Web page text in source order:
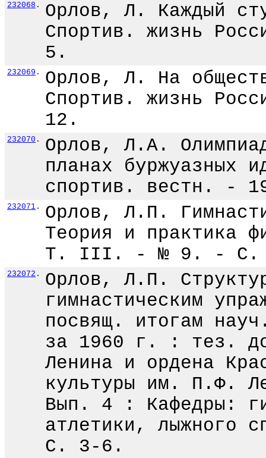
232068 .
Орлов, Л. Каждый
Спортив. жизнь
5.
232069 .
Орлов, Л. На
Спортив. жизнь
12.
232070 .
Орлов, Л.А.
планах буржуазных
спортив. вестн. -
232071 .
Орлов, Л.П.
Теория и практика
Т. III. - № 9. - С.
232072 .
Орлов, Л.П.
гимнастическим
посвящ. итогам
за 1960 г. : тез.
Ленина и ордена
культуры им. П.Ф.
Вып. 4 : Кафедры:
атлетики, лыжного
С. 3-6.